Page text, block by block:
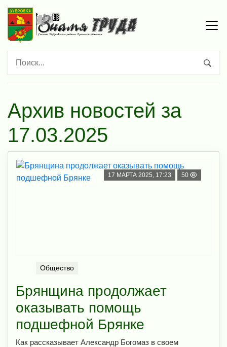
Архив новостей за
17.03.2025
17 МАРТА 2025, 17:23 50
Общество
Брянщина продолжает
оказывать помощь
подшефной Брянке
Как рассказывает Александр Богомаз в своем